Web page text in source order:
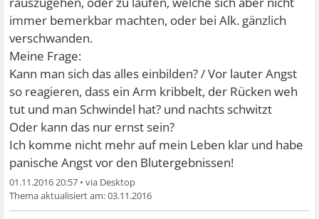
immer bemerkbar machten, oder bei Alk. gänzlich
verschwanden.
Meine Frage:
Kann man sich das alles einbilden? / Vor lauter Angst
so reagieren, dass ein Arm kribbelt, der Rücken weh
tut und man Schwindel hat? und nachts schwitzt
Oder kann das nur ernst sein?
Ich komme nicht mehr auf mein Leben klar und habe
panische Angst vor den Blutergebnissen!
01.11.2016 20:57 •
03.11.2016